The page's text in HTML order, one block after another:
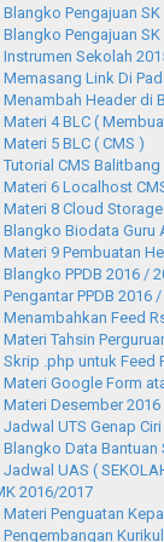
Blangko Pengajuan SK
Blangko Pengajuan SK
Instrumen Sekolah
Memasang Link Di
Menambah Header di
Materi 4 BLC (
Materi 5 BLC ( CMS )
Tutorial CMS Balitbang
Materi 6 Localhost
Materi 8 Cloud Storage
Blangko Biodata Guru
Materi 9 Pembuatan
Blangko PPDB 2016 /
Pengantar PPDB 2016
Menambahkan Feed
Materi Tahsin
Skrip .php untuk Feed
Materi Google Form
Materi Desember 2016
Jadwal UTS Genap
Blangko Data Bantuan
Jadwal UAS (
2016/2017
Materi Penguatan
Pengembangan